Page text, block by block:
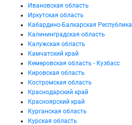
Ивановская область
Иркутская область
Кабардино-Балкарская Республика
Калининградская область
Калужская область
Камчатский край
Кемеровская область - Кузбасс
Кировская область
Костромская область
Краснодарский край
Красноярский край
Курганская область
Курская область